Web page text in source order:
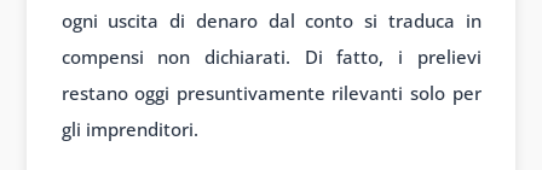
ogni uscita di denaro dal conto si traduca in
compensi non dichiarati. Di fatto, i prelievi
restano oggi presuntivamente rilevanti solo per
gli imprenditori.